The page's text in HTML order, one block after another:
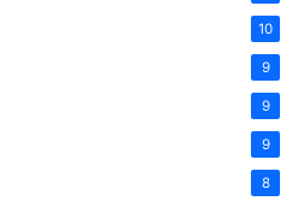
10
9
9
9
8